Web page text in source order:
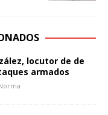
locutor de de
armados